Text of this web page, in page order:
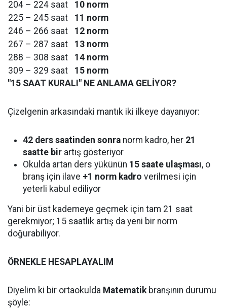
204 – 224 saat
10 norm
225 – 245 saat
11 norm
246 – 266 saat
12 norm
267 – 287 saat
13 norm
288 – 308 saat
14 norm
309 – 329 saat
15 norm
"15 SAAT KURALI" NE ANLAMA GELİYOR?
Çizelgenin arkasındaki mantık iki ilkeye dayanıyor:
42 ders saatinden sonra norm kadro, her 21
saatte bir artış gösteriyor
Okulda artan ders yükünün 15 saate ulaşması, o
branş için ilave +1 norm kadro verilmesi için
yeterli kabul ediliyor
Yani bir üst kademeye geçmek için tam 21 saat
gerekmiyor; 15 saatlik artış da yeni bir norm
doğurabiliyor.
ÖRNEKLE HESAPLAYALIM
Diyelim ki bir ortaokulda Matematikbranşının durumu
şöyle: